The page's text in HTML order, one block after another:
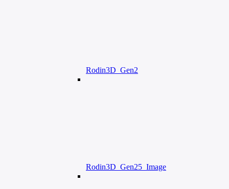
Rodin3D_Gen2
Rodin3D_Gen25_Image